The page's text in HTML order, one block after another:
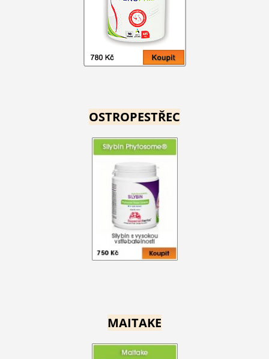
OSTROPESTŘEC
MAITAKE